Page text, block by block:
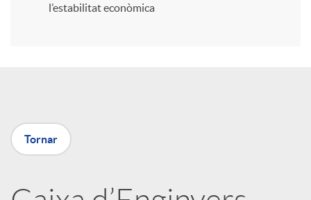
X
l’estabilitat econòmica
Tornar